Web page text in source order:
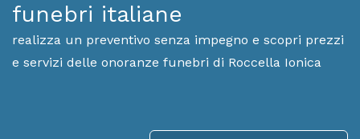
funebri italiane
realizza un preventivo senza impegno e scopri prezzi
e servizi delle onoranze funebri di Roccella Ionica